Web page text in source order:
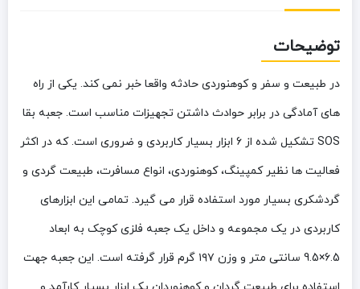
توضیحات
در طبیعت و سفر و کوهنوردی حادثه واقعا خبر نمی کند. یکی از راه
های آمادگی در برابر حوادث داشتن تجهیزات مناسب است. جعبه بقا
SOS تشکیل شده از 6 ابزار بسیار کاربردی و ضروری است. که در اکثر
فعالیت ها نظیر کمپینگ، کوهنوردی، انواع مسافرت، طبیعت گردی و
گردشکری بسیار مورد استفاده قرار می گیرد. تمامی این ابزارهای
کاربردی در یک مجموعه و داخل یک جعبه فلزی کوچک به ابعاد
6.5×9.5 سانتی متر و وزن ۱۹۷ گرم قرار گرفته است. این جعبه جهت